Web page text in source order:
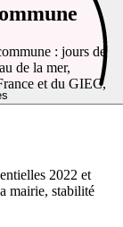
: jours de
de la mer,
et du GIEC,
2022 et
mairie, stabilité